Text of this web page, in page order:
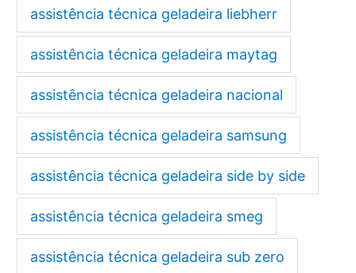
assistência técnica geladeira liebherr
assistência técnica geladeira maytag
assistência técnica geladeira nacional
assistência técnica geladeira samsung
assistência técnica geladeira side by side
assistência técnica geladeira smeg
assistência técnica geladeira sub zero